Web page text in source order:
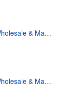
& Manufacturers
& Manufacturers